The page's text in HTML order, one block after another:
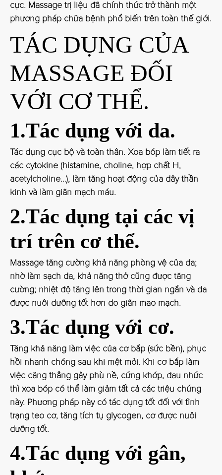
cực. Massage trị liệu đã chính thức trở thành một
phương pháp chữa bệnh phổ biến trên toàn thế giới.
TÁC DỤNG CỦA
MASSAGE ĐỐI
VỚI CƠ THỂ.
1.Tác dụng với da.
Tác dụng cục bộ và toàn thân. Xoa bóp làm tiết ra
các cytokine (histamine, choline, hợp chất H,
acetylcholine…), làm tăng hoạt động của dây thần
kinh và làm giãn mạch máu.
2.Tác dụng tại các vị
trí trên cơ thể.
Massage tăng cường khả năng phòng vệ của da;
nhờ làm sạch da, khả năng thở cũng được tăng
cường; nhiệt độ tăng lên trong thời gian ngắn và da
được nuôi dưỡng tốt hơn do giãn mao mạch.
3.Tác dụng với cơ.
Tăng khả năng làm việc của cơ bắp (sức bền), phục
hồi nhanh chóng sau khi mệt mỏi. Khi cơ bắp làm
việc căng thẳng gây phù nề, cứng khớp, đau nhức
thì xoa bóp có thể làm giảm tất cả các triệu chứng
này. Phương pháp này có tác dụng tốt đối với tình
trạng teo cơ, tăng tích tụ glycogen, cơ được nuôi
dưỡng tốt.
4.Tác dụng với gân,